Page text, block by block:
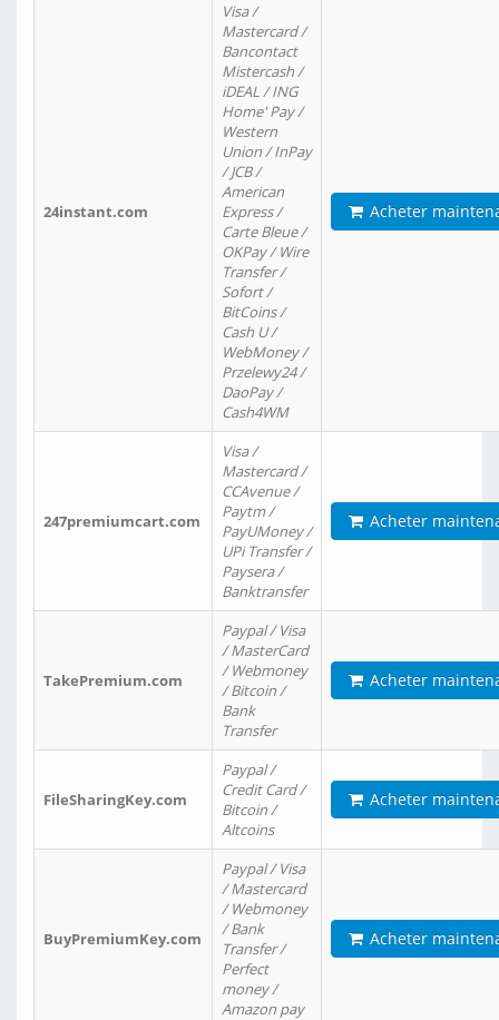
24instant.com
Visa /
Mastercard /
Bancontact
Mistercash /
iDEAL / ING
Home' Pay /
Western
Union / InPay
/ JCB /
American
Express /
Carte Bleue /
OKPay / Wire
Transfer /
Sofort /
BitCoins /
Cash U /
WebMoney /
Przelewy24 /
DaoPay /
Cash4WM
Acheter
247premiumcart.com
Visa /
Mastercard /
CCAvenue /
Paytm /
PayUMoney /
UPi Transfer /
Paysera /
Banktransfer
Acheter
TakePremium.com
Paypal / Visa
/ MasterCard
/ Webmoney
/ Bitcoin /
Bank
Transfer
Acheter
FileSharingKey.com
Paypal /
Credit Card /
Bitcoin /
Altcoins
Acheter
BuyPremiumKey.com
Paypal / Visa
/ Mastercard
/ Webmoney
/ Bank
Transfer /
Perfect
money /
Amazon pay
Acheter